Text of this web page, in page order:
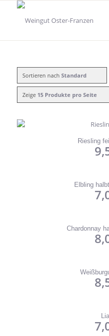
Sortieren nach Standard
Zeige 15 Produkte pro Seite
Riesling
Elbling
Chardonnay